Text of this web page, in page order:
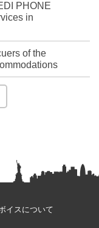
PHONE
in
of the
イスについて